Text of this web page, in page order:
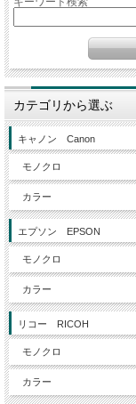
カテゴリから選ぶ
キャノン Canon
モノクロ
カラー
エプソン EPSON
モノクロ
カラー
リコー RICOH
モノクロ
カラー